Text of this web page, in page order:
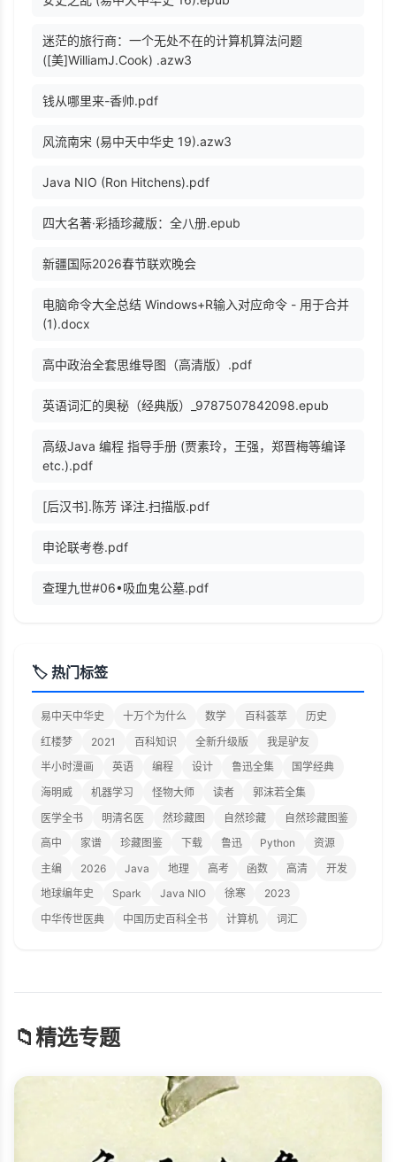
迷茫的旅行商：一个无处不在的计算机算法问题
([美]WilliamJ.Cook) .azw3
钱从哪里来-香帅.pdf
风流南宋 (易中天中华史 19).azw3
Java NIO (Ron Hitchens).pdf
四大名著·彩插珍藏版：全八册.epub
新疆国际2026春节联欢晚会
电脑命令大全总结 Windows+R输入对应命令 - 用于合并
(1).docx
高中政治全套思维导图（高清版）.pdf
英语词汇的奥秘（经典版）_9787507842098.epub
高级Java 编程 指导手册 (贾素玲，王强，郑晋梅等编译
etc.).pdf
[后汉书].陈芳 译注.扫描版.pdf
申论联考卷.pdf
查理九世#06•吸血鬼公墓.pdf
🏷️ 热门标签
易中天中华史 十万个为什么 数学 百科荟萃
历史
红楼梦
2021 百科知识 全新升级版
我是驴友
半小时漫画
英语 编程 设计 鲁迅全集
国学经典
海明威
机器学习 怪物大师 读者
郭沫若全集
医学全书
明清名医 然珍藏图 自然珍藏
自然珍藏图鉴
高中
家谱 珍藏图鉴 下载 鲁迅 Python
资源
主编
2026 Java 地理 高考 函数 高清
开发
地球编年史
Spark Java NIO 徐寒
2023
中华传世医典
中国历史百科全书 计算机 词汇
📁精选专题